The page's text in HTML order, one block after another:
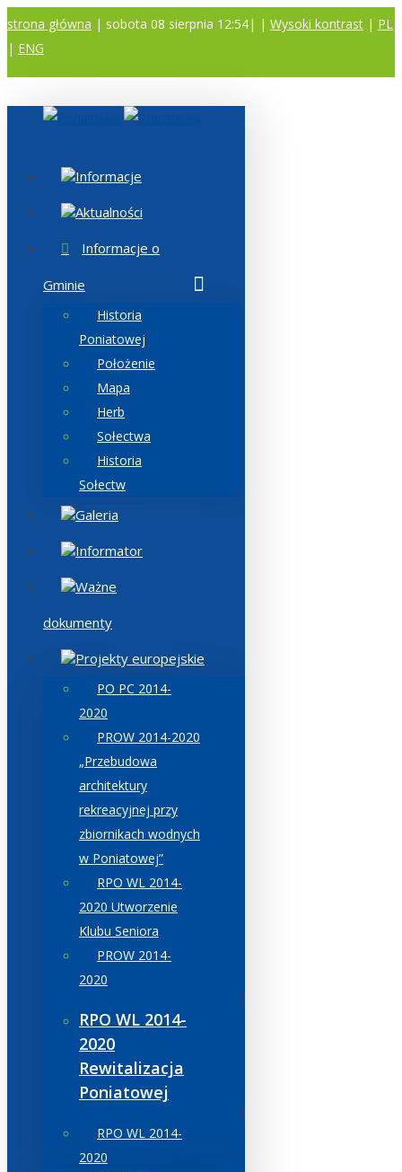
strona główna | sobota 08 sierpnia 12:54| | Wysoki kontrast | PL
| ENG
Informacje
Aktualności
Informacje o
Gminie
Historia
Poniatowej
Położenie
Mapa
Herb
Sołectwa
Historia
Sołectw
Galeria
Informator
Ważne
dokumenty
Projekty europejskie
PO PC 2014-
2020
PROW 2014-2020
„Przebudowa
architektury
rekreacyjnej przy
zbiornikach wodnych
w Poniatowej”
RPO WL 2014-
2020 Utworzenie
Klubu Seniora
PROW 2014-
2020
RPO WL 2014-
2020
Rewitalizacja
Poniatowej
RPO WL 2014-
2020